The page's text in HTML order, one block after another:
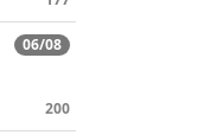
06/08
200